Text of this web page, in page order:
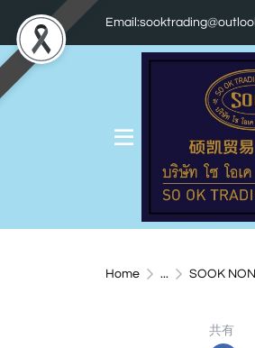
Home ... SOOK
共有